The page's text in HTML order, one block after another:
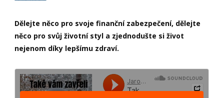
Dělejte něco pro svoje finanční zabezpečení, dělejte
něco pro svůj životní styl a zjednodušte si život
nejenom díky lepšímu zdraví.